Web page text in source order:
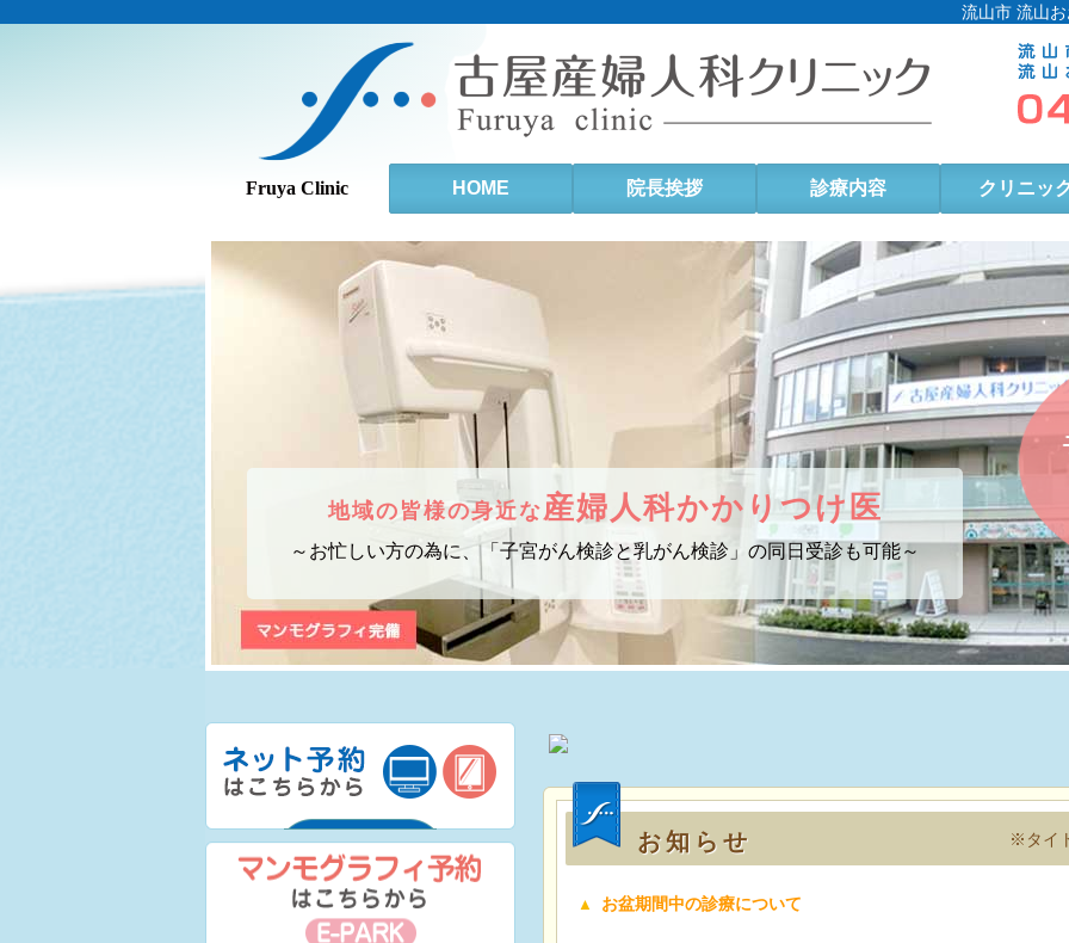
流山市 流山
Fruya Clinic HOME 院長挨拶 診療内容 クリニッ
地域の皆様の身近な産婦人科かかりつけ医
～お忙しい方の為に、「子宮がん検診と乳がん検診」の同日受診も可能～
お知らせ ※タイ
お盆期間中の診療について